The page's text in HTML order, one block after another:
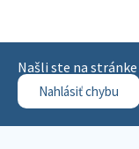
Našli ste na
Nahlásiť chybu